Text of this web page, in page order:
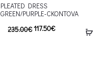
PLEATED DRESS
GREEN/PURPLE-CKONTOVA
235.00€117.50€